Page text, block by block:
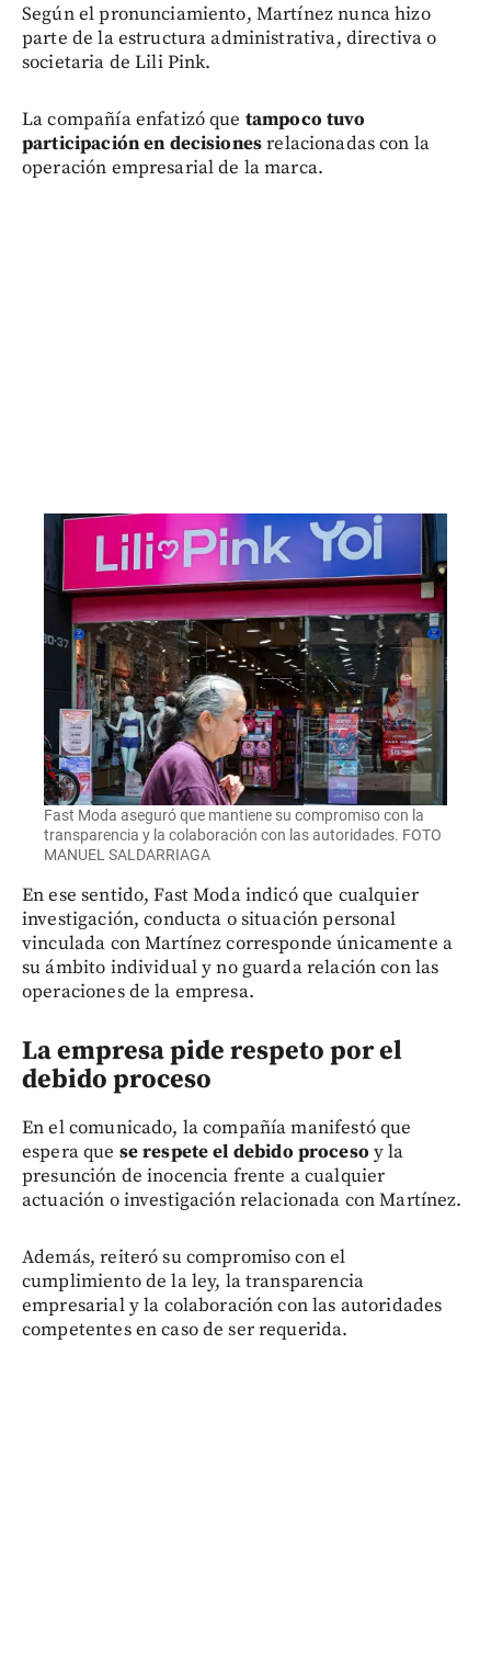
Según el pronunciamiento, Martínez nunca hizo
parte de la estructura administrativa, directiva o
societaria de Lili Pink.
La compañía enfatizó que tampoco tuvo
participación en decisionesrelacionadas con la
operación empresarial de la marca.
Fast Moda aseguró que mantiene su compromiso con la
transparencia y la colaboración con las autoridades. FOTO
MANUEL SALDARRIAGA
En ese sentido, Fast Moda indicó que cualquier
investigación, conducta o situación personal
vinculada con Martínez corresponde únicamente a
su ámbito individual y no guarda relación con las
operaciones de la empresa.
La empresa pide respeto por el
debido proceso
En el comunicado, la compañía manifestó que
espera que se respete el debido proceso y la
presunción de inocencia frente a cualquier
actuación o investigación relacionada con Martínez.
Además, reiteró su compromiso con el
cumplimiento de la ley, la transparencia
empresarial y la colaboración con las autoridades
competentes en caso de ser requerida.